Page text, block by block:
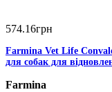
574.16грн
Farmina Vet Life
для собак для
Farmina